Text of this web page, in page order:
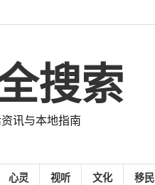
搜索
讯与本地指南
心灵 视听 文化 移民